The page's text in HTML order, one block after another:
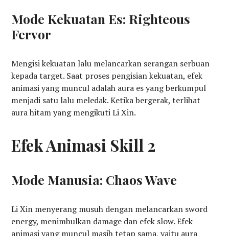
Mode Kekuatan Es: Righteous
Fervor
Mengisi kekuatan lalu melancarkan serangan serbuan
kepada target. Saat proses pengisian kekuatan, efek
animasi yang muncul adalah aura es yang berkumpul
menjadi satu lalu meledak. Ketika bergerak, terlihat
aura hitam yang mengikuti Li Xin.
Efek Animasi Skill 2
Mode Manusia: Chaos Wave
Li Xin menyerang musuh dengan melancarkan sword
energy, menimbulkan damage dan efek slow. Efek
animasi yang muncul masih tetap sama, yaitu aura